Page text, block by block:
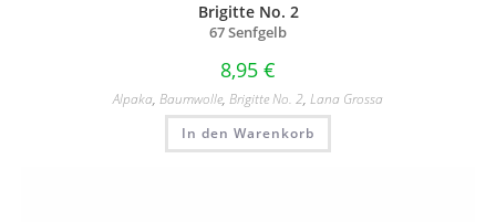
Brigitte No. 2
67 Senfgelb
8,95 €
Alpaka, Baumwolle, Brigitte No. 2, Lana Grossa
In den Warenkorb